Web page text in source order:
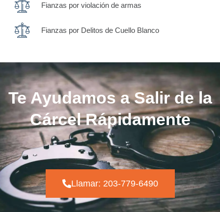
Fianzas por violación de armas
Fianzas por Delitos de Cuello Blanco
Te Ayudamos a Salir de la
Cárcel Rápidamente
Llamar: 203-779-6490